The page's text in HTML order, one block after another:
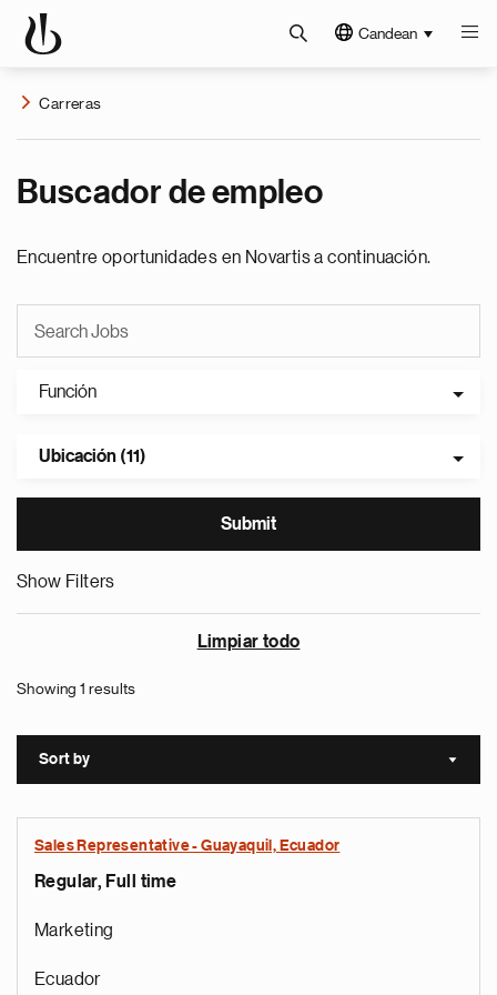
Candean
Carreras
Buscador de empleo
Encuentre oportunidades en Novartis a continuación.
Función
Ubicación (11)
Show Filters
Limpiar todo
Showing 1 results
Sort by Sort
Sales Representative - Guayaquil, Ecuador
Regular, Full time
Marketing
Ecuador